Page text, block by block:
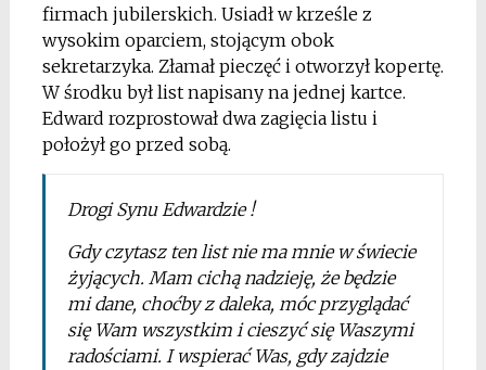
firmach jubilerskich. Usiadł w krześle z
wysokim oparciem, stojącym obok
sekretarzyka. Złamał pieczęć i otworzył kopertę.
W środku był list napisany na jednej kartce.
Edward rozprostował dwa zagięcia listu i
położył go przed sobą.
Drogi Synu Edwardzie !
Gdy czytasz ten list nie ma mnie w świecie
żyjących. Mam cichą nadzieję, że będzie
mi dane, choćby z daleka, móc przyglądać
się Wam wszystkim i cieszyć się Waszymi
radościami. I wspierać Was, gdy zajdzie